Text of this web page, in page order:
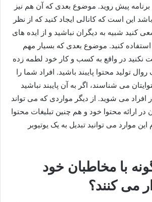
پیش روید. موضوع بعدی که آن هم نیز
این است که کانالی ایجاد کنید که از نظر
کنید شبیه به دیگران نباشید و از ایده های
استفاده کنید. موضوع بعدی که بسیار مهم
نکنید در واقع به کسب و کار خود لطمه زده
تولید محتوا پایبند باشید. افراد شما را
می شناسند، اگر به آن پایبند نباشید
می شوید. از دیگر مواردی که می تواند
ارائه محتوا خود و هم چنین تبلیغات محتوا
موارد می توانید تبدیل به یک یوتیوبر
با مخاطبان خود
می‌ کنند؟